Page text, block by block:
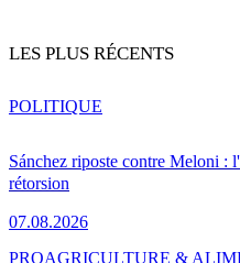
LES PLUS RÉCENTS
Sánchez riposte contre Meloni :
rétorsion
07.08.2026
POLITIQUE
PROAGRICULTURE &